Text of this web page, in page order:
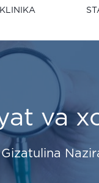
va
Gizatulina